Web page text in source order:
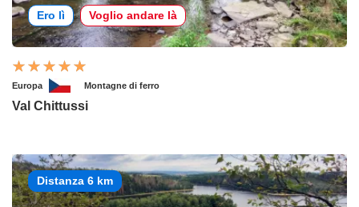
Ero lì Voglio andare là
Europa Montagne di ferro
Val Chittussi
Distanza 6 km